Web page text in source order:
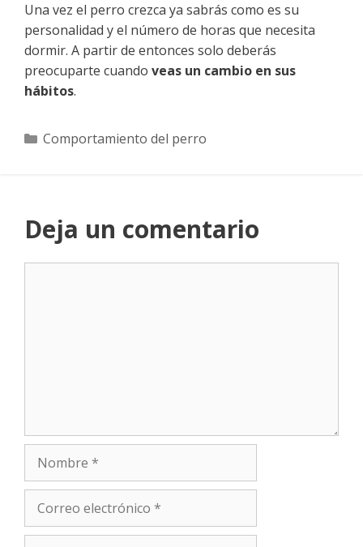
Una vez el perro crezca ya sabrás como es su
personalidad y el número de horas que necesita
dormir. A partir de entonces solo deberás
preocuparte cuando veas un cambio en sus
hábitos.
Categorías
Comportamiento del perro
Deja un comentario
electrónico